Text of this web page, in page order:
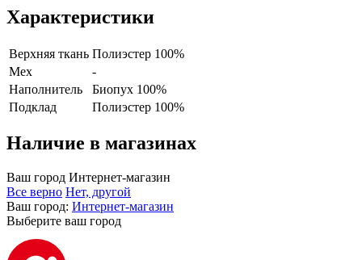
Характеристики
Верхняя ткань Полиэстер 100%
Мех
-
Наполнитель
Биопух 100%
Подклад
Полиэстер 100%
Наличие в магазинах
Ваш город Интернет-магазин
Все верно Нет, другой
Ваш город: Интернет-магазин
Выберите ваш город